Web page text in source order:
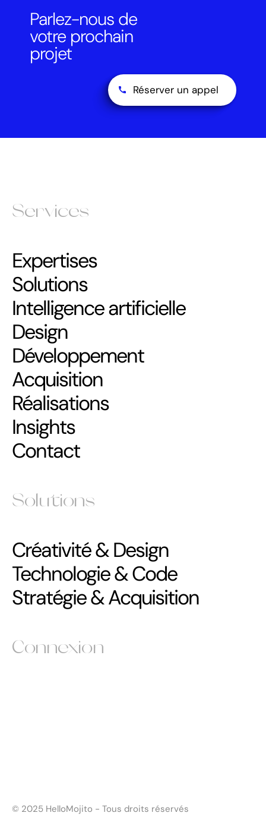
Parlez-nous de
votre prochain
projet
Réserver un appel
Services
Expertises
Solutions
Intelligence artificielle
Design
Développement
Acquisition
Réalisations
Insights
Contact
Solutions
Créativité & Design
Technologie & Code
Stratégie & Acquisition
Connexion
© 2025 HelloMojito - Tous droits réservés